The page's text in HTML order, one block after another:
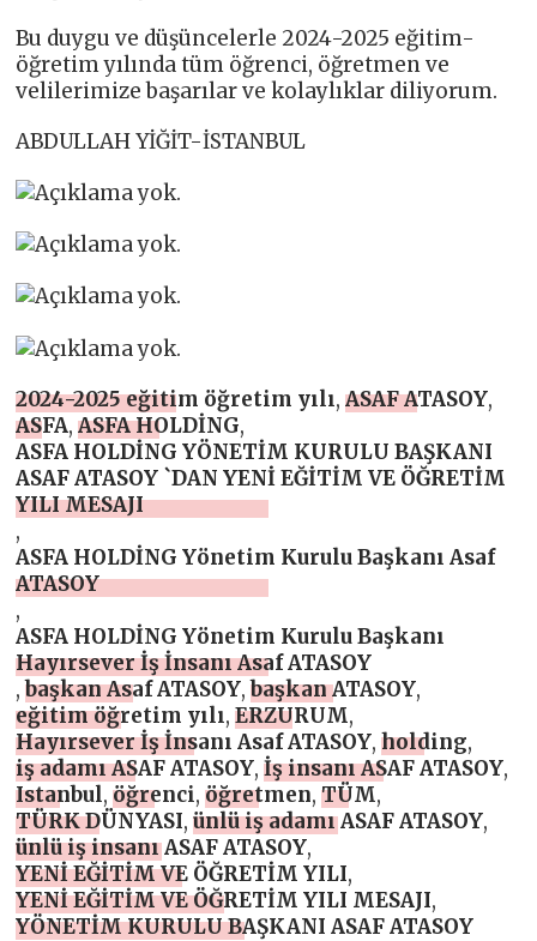
Bu duygu ve düşüncelerle 2024-2025 eğitim-
öğretim yılında tüm öğrenci, öğretmen ve
velilerimize başarılar ve kolaylıklar diliyorum.
ABDULLAH YİĞİT-İSTANBUL
2024-2025 eğitim öğretim yılı,ASAF ATASOY,
ASFA,ASFA HOLDİNG,
ASFA HOLDİNG YÖNETİM KURULU BAŞKANI
ASAF ATASOY `DAN YENİ EĞİTİM VE ÖĞRETİM
YILI MESAJI
,
ASFA HOLDİNG Yönetim Kurulu Başkanı Asaf
ATASOY
,
ASFA HOLDİNG Yönetim Kurulu Başkanı
Hayırsever İş İnsanı Asaf ATASOY
,başkan Asaf ATASOY,başkan ATASOY,
eğitim öğretim yılı,ERZURUM,
Hayırsever İş İnsanı Asaf ATASOY,holding,
iş adamı ASAF ATASOY,İş insanı ASAF ATASOY,
Istanbul,öğrenci,öğretmen,TÜM,
TÜRK DÜNYASI,ünlü iş adamı ASAF ATASOY,
ünlü iş insanı ASAF ATASOY,
YENİ EĞİTİM VE ÖĞRETİM YILI,
YENİ EĞİTİM VE ÖĞRETİM YILI MESAJI,
YÖNETİM KURULU BAŞKANI ASAF ATASOY